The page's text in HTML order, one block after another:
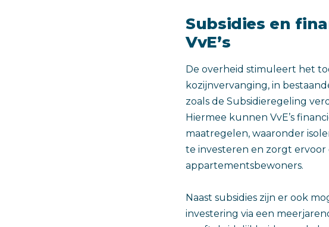
Subsidies en
VvE’s
De overheid stimuleert het
kozijnvervanging, in
zoals de Subsidieregeling
Hiermee kunnen VvE’s
maatregelen, waaronder
te investeren en zorgt
appartementsbewoners.
Naast subsidies zijn er ook
investering via een